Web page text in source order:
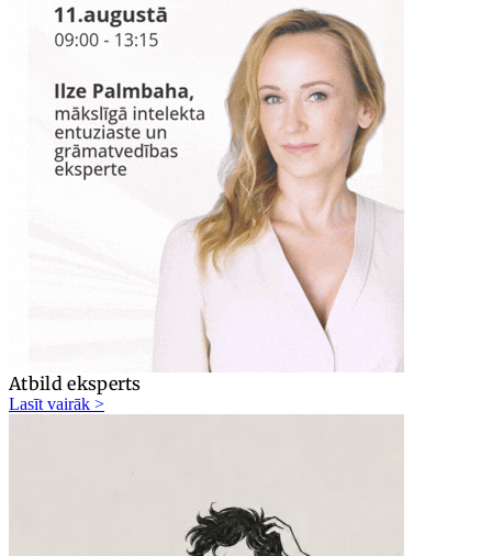
Atbild eksperts
Lasīt vairāk >